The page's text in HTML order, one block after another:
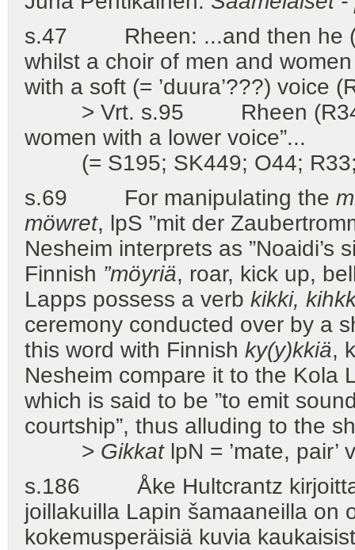
s.47 Rheen: ...and then he
whilst a choir of men and
with a soft (= ’duura’???) voice
> Vrt. s.95 Rheen (R34):
women with a lower voice”...
(= S195; SK449; O44; R33;
s.69 For manipulating the
möwret, lpS ”mit der
Nesheim interprets as ”Noaidi’s
Finnish ”möyriä, roar, kick up,
Lapps possess a verb kikki,
ceremony conducted over by a
this word with Finnish ky(y)kkiä,
Nesheim compare it to the Kola
which is said to be ”to emit
courtship”, thus alluding to the
> GikkatlpN = ’mate, pair’
s.186 Åke Hultcrantz
joillakuilla Lapin šamaaneilla on
kokemusperäisiä kuvia